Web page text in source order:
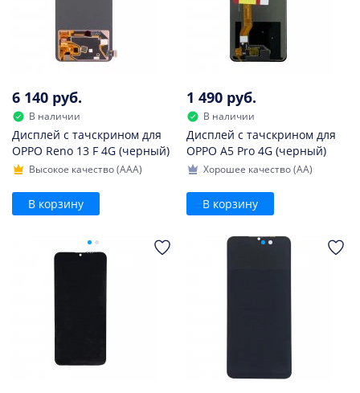
6 140 руб.
В наличии
Дисплей с тачскрином для
OPPO Reno 13 F 4G (черный)
Высокое качество (AAA)
В корзину
1 490 руб.
В наличии
Дисплей с тачскрином для
OPPO A5 Pro 4G (черный)
Хорошее качество (AA)
В корзину